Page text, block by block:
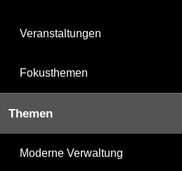
Veranstaltungen
Fokusthemen
Themen
Moderne Verwaltung